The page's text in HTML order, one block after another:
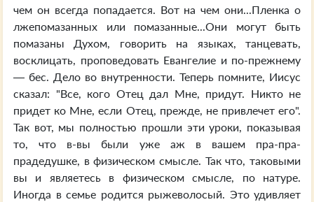
чем он всегда попадается. Вот на чем они...Пленка о
лжепомазанных или помазанные...Они могут быть
помазаны Духом, говорить на языках, танцевать,
восклицать, проповедовать Евангелие и по-прежнему
— бес. Дело во внутренности. Теперь помните, Иисус
сказал: "Все, кого Отец дал Мне, придут. Никто не
придет ко Мне, если Отец, прежде, не привлечет его".
Так вот, мы полностью прошли эти уроки, показывая
то, что в-вы были уже аж в вашем пра-пра-
прадедушке, в физическом смысле. Так что, таковыми
вы и являетесь в физическом смысле, по натуре.
Иногда в семье родится рыжеволосый. Это удивляет